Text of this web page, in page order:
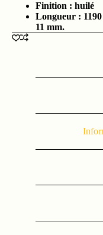
Finition : huilé
Longueur :
11 mm.